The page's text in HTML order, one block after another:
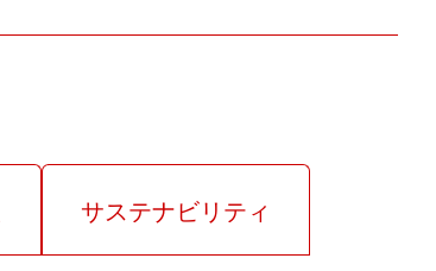
サステナビリティ